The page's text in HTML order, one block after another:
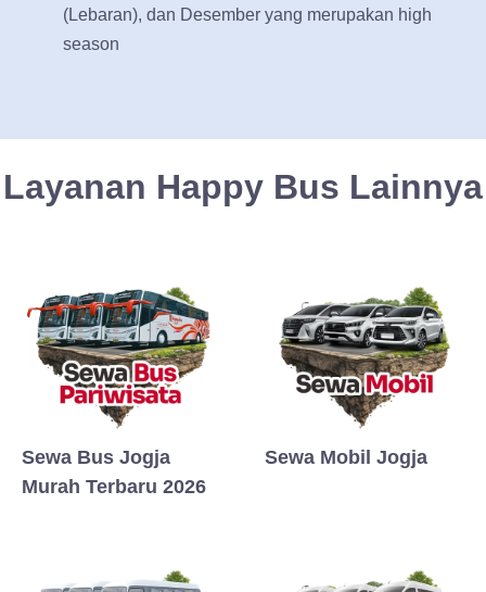
(Lebaran), dan Desember yang merupakan high
season
Layanan Happy Bus Lainnya
Sewa Bus Jogja
Murah Terbaru 2026
Sewa Mobil Jogja